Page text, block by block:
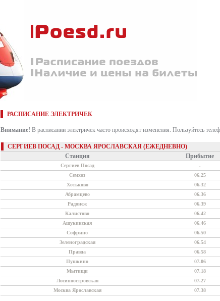
РАСПИСАНИЕ ЭЛЕКТРИЧЕК
Внимание! В расписании электричек часто происходят изменения. Пользуйтесь
СЕРГИЕВ ПОСАД - МОСКВА ЯРОСЛАВСКАЯ (ЕЖЕДНЕВНО)
Станция
Прибытие
Сергиев Посад .
Семхоз
06.25
Хотьково
06.32
Абрамцево
06.36
Радонеж
06.39
Калистово
06.42
Ашукинская
06.46
Софрино
06.50
Зеленоградская
06.54
Правда
06.58
Пушкино
07.06
Мытищи
07.18
Лосиноостровская
07.27
Москва Ярославская
07.38